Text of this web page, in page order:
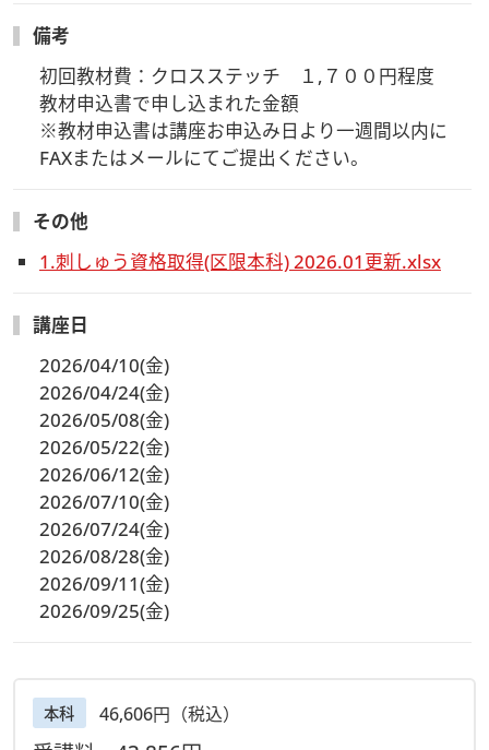
備考
初回教材費：クロスステッチ　１,７００円程度
教材申込書で申し込まれた金額
※教材申込書は講座お申込み日より一週間以内に
FAXまたはメールにてご提出ください。
その他
1.刺しゅう資格取得(区限本科) 2026.01更新.xlsx
講座日
2026/04/10(金)
2026/04/24(金)
2026/05/08(金)
2026/05/22(金)
2026/06/12(金)
2026/07/10(金)
2026/07/24(金)
2026/08/28(金)
2026/09/11(金)
2026/09/25(金)
本科 46,606円（税込）